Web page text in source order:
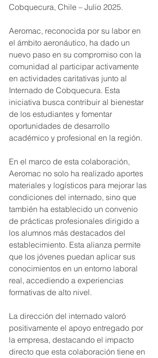
Cobquecura, Chile – Julio 2025.
Aeromac, reconocida por su labor en
el ámbito aeronáutico, ha dado un
nuevo paso en su compromiso con la
comunidad al participar activamente
en actividades caritativas junto al
Internado de Cobquecura. Esta
iniciativa busca contribuir al bienestar
de los estudiantes y fomentar
oportunidades de desarrollo
académico y profesional en la región.
En el marco de esta colaboración,
Aeromac no solo ha realizado aportes
materiales y logísticos para mejorar las
condiciones del internado, sino que
también ha establecido un convenio
de prácticas profesionales dirigido a
los alumnos más destacados del
establecimiento. Esta alianza permite
que los jóvenes puedan aplicar sus
conocimientos en un entorno laboral
real, accediendo a experiencias
formativas de alto nivel.
La dirección del internado valoró
positivamente el apoyo entregado por
la empresa, destacando el impacto
directo que esta colaboración tiene en